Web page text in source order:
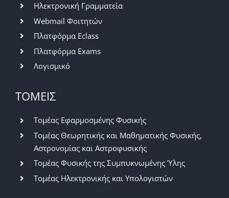
Ηλεκτρονική Γραμματεία
Webmail Φοιτητών
Πλατφόρμα Eclass
Πλατφόρμα Exams
Λογισμικό
ΤΟΜΕΙΣ
Τομέας Εφαρμοσμένης Φυσικής
Τομέας Θεωρητικής και Μαθηματικής Φυσικής,
Αστρονομίας και Αστροφυσικής
Τομέας Φυσικής της Συμπυκνωμένης Ύλης
Τομέας Ηλεκτρονικής και Υπολογιστών